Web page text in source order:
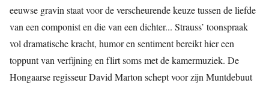
eeuwse gravin staat voor de verscheurende keuze tussen de liefde
van een componist en die van een dichter... Strauss’ toonspraak
vol dramatische kracht, humor en sentiment bereikt hier een
toppunt van verfijning en flirt soms met de kamermuziek. De
Hongaarse regisseur David Marton schept voor zijn Muntdebuut